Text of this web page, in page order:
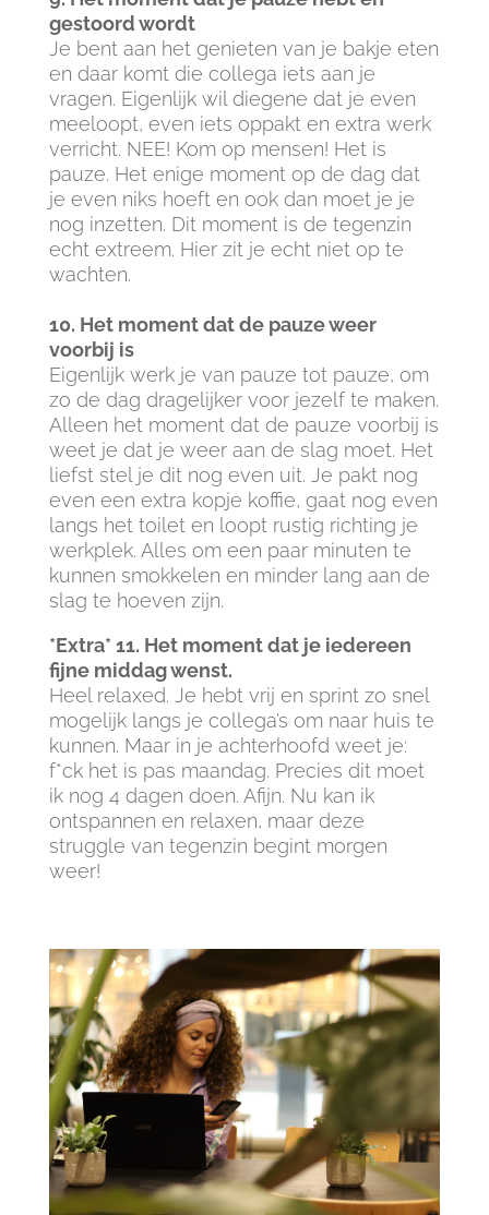
gestoord wordt
Je bent aan het genieten van je bakje eten
en daar komt die collega iets aan je
vragen. Eigenlijk wil diegene dat je even
meeloopt, even iets oppakt en extra werk
verricht. NEE! Kom op mensen! Het is
pauze. Het enige moment op de dag dat
je even niks hoeft en ook dan moet je je
nog inzetten. Dit moment is de tegenzin
echt extreem. Hier zit je echt niet op te
wachten.
10. Het moment dat de pauze weer
voorbij is
Eigenlijk werk je van pauze tot pauze, om
zo de dag dragelijker voor jezelf te maken.
Alleen het moment dat de pauze voorbij is
weet je dat je weer aan de slag moet. Het
liefst stel je dit nog even uit. Je pakt nog
even een extra kopje koffie, gaat nog even
langs het toilet en loopt rustig richting je
werkplek. Alles om een paar minuten te
kunnen smokkelen en minder lang aan de
slag te hoeven zijn.
*Extra* 11. Het moment dat je iedereen
fijne middag wenst.
Heel relaxed. Je hebt vrij en sprint zo snel
mogelijk langs je collega’s om naar huis te
kunnen. Maar in je achterhoofd weet je:
f*ck het is pas maandag. Precies dit moet
ik nog 4 dagen doen. Afijn. Nu kan ik
ontspannen en relaxen, maar deze
struggle van tegenzin begint morgen
weer!